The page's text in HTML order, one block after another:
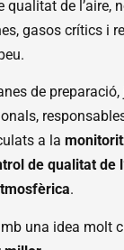
qualitat de l’aire,
gasos crítics i
de
a la
de qualitat de
.
una idea molt